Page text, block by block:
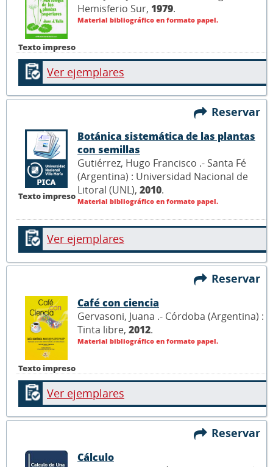
Texto impreso
Hemisferio Sur, 1979.
Material bibliográfico en formato papel.
Ver ejemplares
Reservar
Texto impreso
Botánica sistemática de las plantas
con semillas
Gutiérrez, Hugo Francisco .- Santa Fé
(Argentina) : Universidad Nacional de
Litoral (UNL), 2010.
Material bibliográfico en formato papel.
Ver ejemplares
Reservar
Texto impreso
Café con ciencia
Gervasoni, Juana .- Córdoba (Argentina) :
Tinta libre, 2012.
Material bibliográfico en formato papel.
Ver ejemplares
Reservar
Cálculo